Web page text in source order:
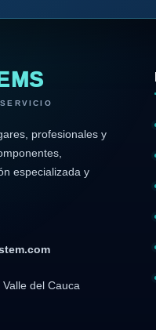
profesionales y
especializada y
del Cauca